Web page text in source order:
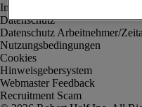
Impressum
Datenschutz
Datenschutz Arbeitnehmer/
Nutzungsbedingungen
Cookies
Hinweisgebersystem
Webmaster Feedback
Recruitment Scam